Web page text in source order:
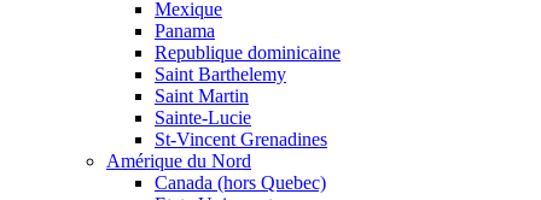
Mexique
Panama
Republique dominicaine
Saint Barthelemy
Saint Martin
Sainte-Lucie
St-Vincent Grenadines
Amérique du Nord
Canada (hors Quebec)